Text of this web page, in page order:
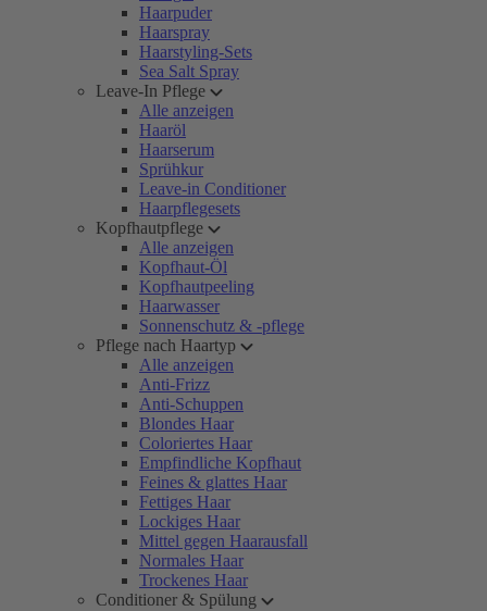
Haarpuder
Haarspray
Haarstyling-Sets
Sea Salt Spray
Leave-In Pflege
Alle anzeigen
Haaröl
Haarserum
Sprühkur
Leave-in Conditioner
Haarpflegesets
Kopfhautpflege
Alle anzeigen
Kopfhaut-Öl
Kopfhautpeeling
Haarwasser
Sonnenschutz & -pflege
Pflege nach Haartyp
Alle anzeigen
Anti-Frizz
Anti-Schuppen
Blondes Haar
Coloriertes Haar
Empfindliche Kopfhaut
Feines & glattes Haar
Fettiges Haar
Lockiges Haar
Mittel gegen Haarausfall
Normales Haar
Trockenes Haar
Conditioner & Spülung